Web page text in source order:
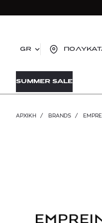
GR
SUMMER SALE
ΑΡΧΙΚΉ / BRANDS /